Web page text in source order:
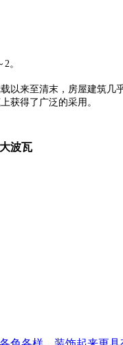
。
来至清末，房屋建筑几
获得了广泛的采用。
波瓦